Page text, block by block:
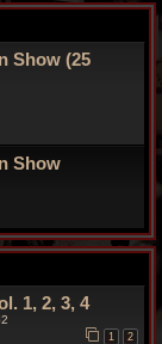
g
o
y
Show (25
Show
1, 2, 3, 4
1 2